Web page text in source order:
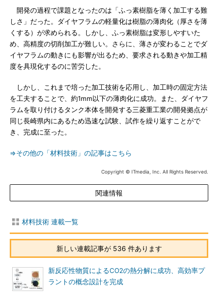
開発の過程で課題となったのは「ふっ素樹脂を薄く加工する難
しさ」だった。ダイヤフラムの軽量化は樹脂の薄肉化（厚さを薄
くする）が求められる。しかし、ふっ素樹脂は変形しやすいた
め、高精度の切削加工が難しい。さらに、薄さが変わることでダ
イヤフラムの動きにも影響が出るため、要求される動きや加工精
度を具現化するのに苦労した。
しかし、これまで培った加工技術を応用し、加工時の固定方法
を工夫することで、約1mm以下の薄肉化に成功。また、ダイヤフ
ラムを取り付けるタンク本体を開発する三菱重工業の開発拠点が
同じ長崎県内にあるため迅速な試験、試作を繰り返すことがで
き、完成に至った。
⇒その他の「材料技術」の記事はこちら
Copyright © ITmedia, Inc. All Rights Reserved.
関連情報
材料技術 連載一覧
新しい連載記事が 536 件あります
新反応性物質によるCO2の熱分解に成功、高効率プ
ラントの概念設計を完成